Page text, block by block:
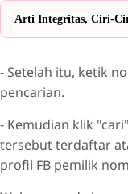
Arti Integritas, Ciri-
- Setelah itu, ketik
pencarian.
- Kemudian klik
tersebut terdaftar
profil FB pemilik